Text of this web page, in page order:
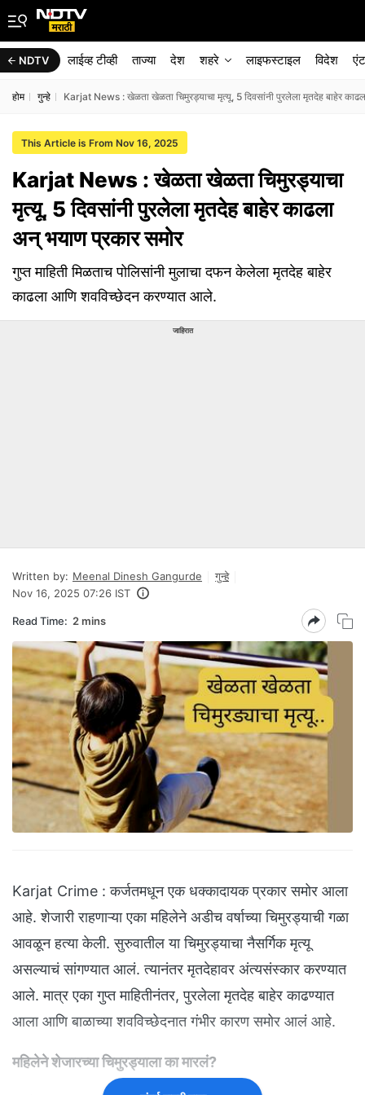
NDTV लाईव्ह टीव्ही ताज्या देश शहरे लाइफस्टाइल विदेश
होम गुन्हे Karjat News : खेळता खेळता चिमुरड्याचा मृत्यू, 5 दिवसांनी पुरलेला मृतदेह बाहेर
This Article is From Nov 16, 2025
Karjat News : खेळता खेळता चिमुरड्याचा
मृत्यू, 5 दिवसांनी पुरलेला मृतदेह बाहेर काढला
अन् भयाण प्रकार समोर
गुप्त माहिती मिळताच पोलिसांनी मुलाचा दफन केलेला मृतदेह बाहेर
काढला आणि शवविच्छेदन करण्यात आले.
जाहिरात
Written by: Meenal Dinesh Gangurde
गुन्हे
Nov 16, 2025 07:26 IST
Read Time: 2 mins
Karjat Crime : कर्जतमधून एक धक्कादायक प्रकार समोर आला
आहे. शेजारी राहणाऱ्या एका महिलेने अडीच वर्षाच्या चिमुरड्याची गळा
आवळून हत्या केली. सुरुवातील या चिमुरड्याचा नैसर्गिक मृत्यू
असल्याचं सांगण्यात आलं. त्यानंतर मृतदेहावर अंत्यसंस्कार करण्यात
आले. मात्र एका गुप्त माहितीनंतर, पुरलेला मृतदेह बाहेर काढण्यात
आला आणि बाळाच्या शवविच्छेदनात गंभीर कारण समोर आलं आहे.
महिलेने शेजारच्या चिमुरड्याला का मारलं?